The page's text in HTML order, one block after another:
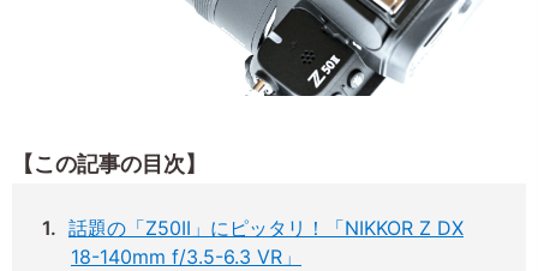
【この記事の目次】
話題の「Z50II」にピッタリ！「NIKKOR Z DX
18-140mm f/3.5-6.3 VR」